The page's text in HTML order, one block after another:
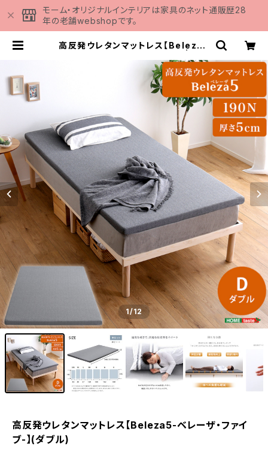
モーム・オリジナルインテリアは家具のネット通販歴28
年の老舗webshopです。
高反発ウレタンマットレス【Beleza5
の通販専門店 MOMU
1/12
高反発ウレタンマットレス【Beleza5-ベレーザ・ファイ
ブ-】(ダブル)